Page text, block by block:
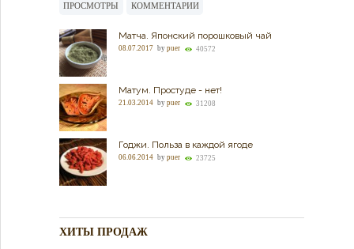
ПРОСМОТРЫ КОММЕНТАРИИ
Матча. Японский порошковый чай
08.07.2017 by puer 40572
Матум. Простуде - нет!
21.03.2014 by puer 31208
Годжи. Польза в каждой ягоде
06.06.2014 by puer 23725
ХИТЫ ПРОДАЖ